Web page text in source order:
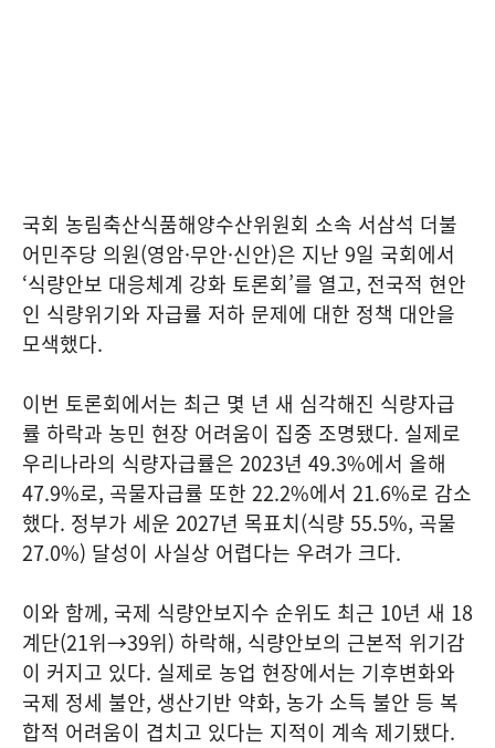
국회 농림축산식품해양수산위원회 소속 서삼석 더불
어민주당 의원(영암·무안·신안)은 지난 9일 국회에서
‘식량안보 대응체계 강화 토론회’를 열고, 전국적 현안
인 식량위기와 자급률 저하 문제에 대한 정책 대안을
모색했다.
이번 토론회에서는 최근 몇 년 새 심각해진 식량자급
률 하락과 농민 현장 어려움이 집중 조명됐다. 실제로
우리나라의 식량자급률은 2023년 49.3%에서 올해
47.9%로, 곡물자급률 또한 22.2%에서 21.6%로 감소
했다. 정부가 세운 2027년 목표치(식량 55.5%, 곡물
27.0%) 달성이 사실상 어렵다는 우려가 크다.
이와 함께, 국제 식량안보지수 순위도 최근 10년 새 18
계단(21위→39위) 하락해, 식량안보의 근본적 위기감
이 커지고 있다. 실제로 농업 현장에서는 기후변화와
국제 정세 불안, 생산기반 약화, 농가 소득 불안 등 복
합적 어려움이 겹치고 있다는 지적이 계속 제기됐다.